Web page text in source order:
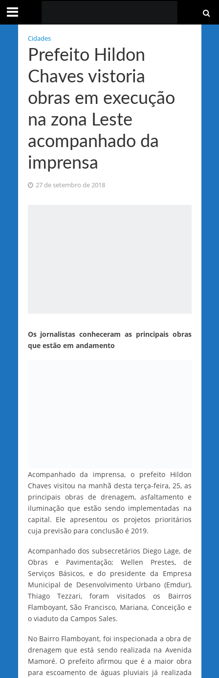
Cidades
Prefeito Hildon
Chaves vistoria
obras em execução
na zona Leste
acompanhado da
imprensa
27 de setembro de 2018
Os jornalistas conheceram as principais obras
que estão em andamento
Acompanhado da imprensa, o prefeito Hildon
Chaves visitou na manhã desta terça-feira, 25, as
principais obras de drenagem, asfaltamento e
iluminação que estão sendo implementadas na
capital. Ele apresentou os projetos prioritários
cuja previsão para conclusão é 2019.
Acompanhado dos subsecretários Diego Lage, de
Obras e Pavimentação; Wellen Prestes, de
Serviços Básicos, e do presidente da Empresa
Municipal de Desenvolvimento Urbano (Emdur),
Thiago Tezzari, foram visitados os Bairros
Flamboyant, São Francisco, Mariana, Conceição e
o viaduto da Campos Sales.
No Bairro Flamboyant, foi inspecionada a obra de
drenagem que está sendo realizada na Avenida
Mamoré. O prefeito afirmou que é a maior obra
para escoamento de águas pluviais já realizada